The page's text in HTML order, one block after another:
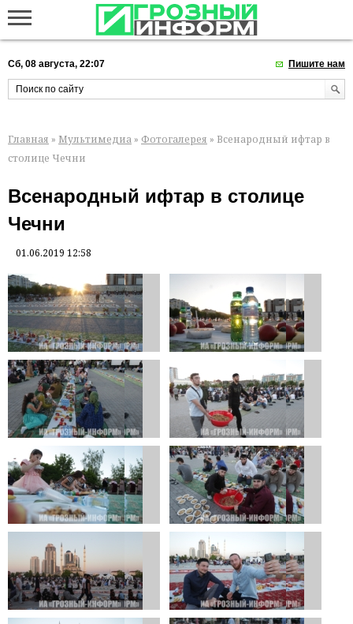
Сб, 08 августа, 22:07 Пишите нам
Главная » Мультимедиа » Фотогалерея » Всенародный ифтар в
столице Чечни
Всенародный ифтар в столице
Чечни
01.06.2019 12:58